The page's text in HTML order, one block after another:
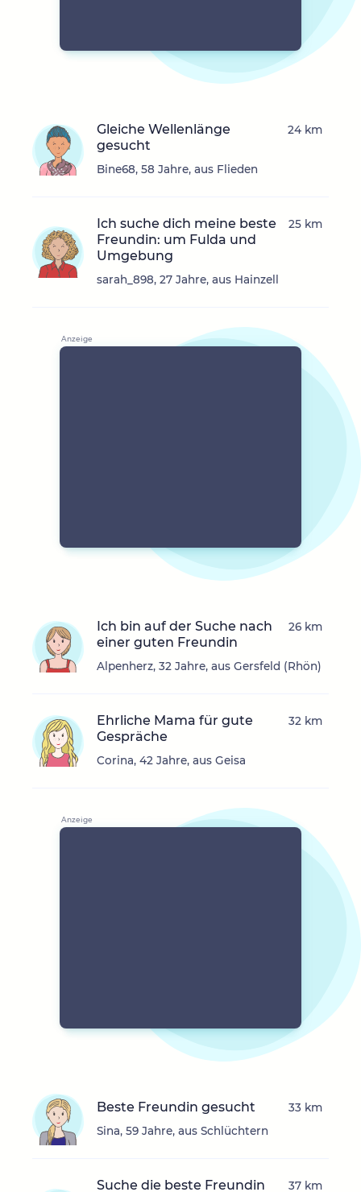
Gleiche Wellenlänge
gesucht
Bine68, 58 Jahre, aus Flieden
24 km
Ich suche dich meine beste
Freundin: um Fulda und
Umgebung
sarah_898, 27 Jahre, aus Hainzell
25 km
Ich bin auf der Suche nach
einer guten Freundin
Alpenherz, 32 Jahre, aus Gersfeld (Rhön)
26 km
Ehrliche Mama für gute
Gespräche
Corina, 42 Jahre, aus Geisa
32 km
Beste Freundin gesucht
Sina, 59 Jahre, aus Schlüchtern
33 km
Suche die beste Freundin 37 km